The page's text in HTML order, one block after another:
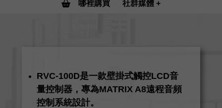
哪裡購買 社群媒體
RVC-100D是一款壁掛式觸控LCD音
量控制器，專為MATRIX A8遠程音頻
控制系統設計。